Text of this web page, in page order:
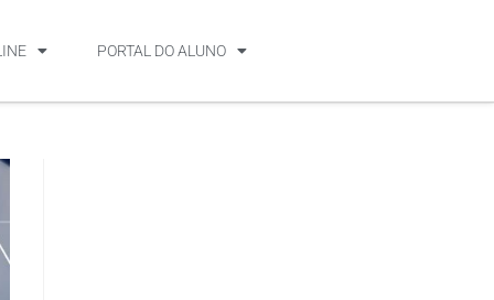
PORTAL DO ALUNO